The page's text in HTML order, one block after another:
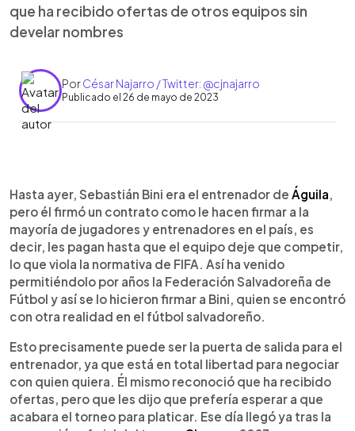
que ha recibido ofertas de otros equipos sin
develar nombres
PorCésar Najarro / Twitter: @cjnajarro
Publicado el 26 de mayo de 2023
Escuchar artículo
Hasta ayer, Sebastián Bini era el entrenador de Águila
pero él firmó un contrato como le hacen firmar a la
mayoría de jugadores y entrenadores en el país, es
decir, les pagan hasta que el equipo deje que competir,
lo que viola la normativa de FIFA. Así ha venido
permitiéndolo por años la Federación Salvadoreña de
Fútbol y así se lo hicieron firmar a Bini, quien se encontró
con otra realidad en el fútbol salvadoreño.
Esto precisamente puede ser la puerta de salida para el
entrenador, ya que está en total libertad para negociar
con quien quiera. Él mismo reconoció que ha recibido
ofertas, pero que les dijo que prefería esperar a que
acabara el torneo para platicar. Ese día llegó ya tras la